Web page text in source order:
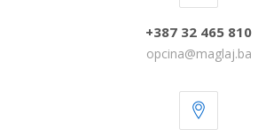
+387 32 465 810
opcina@maglaj.ba